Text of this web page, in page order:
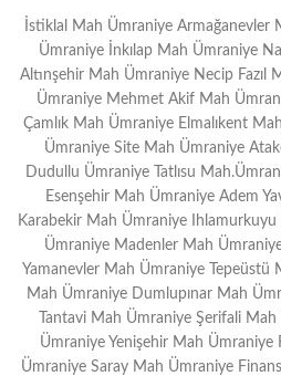
İstiklal Mah Ümraniye Armağanevler
Ümraniye İnkılap Mah Ümraniye
Altınşehir Mah Ümraniye Necip Fazıl
Ümraniye Mehmet Akif Mah
Çamlık Mah Ümraniye Elmalıkent
Ümraniye Site Mah Ümraniye
Dudullu Ümraniye Tatlısu
Esenşehir Mah Ümraniye Adem
Karabekir Mah Ümraniye
Ümraniye Madenler Mah
Yamanevler Mah Ümraniye Tepeüstü
Mah Ümraniye Dumlupınar Mah
Tantavi Mah Ümraniye Şerifali
Ümraniye Yenişehir Mah
Ümraniye Saray Mah Ümraniye